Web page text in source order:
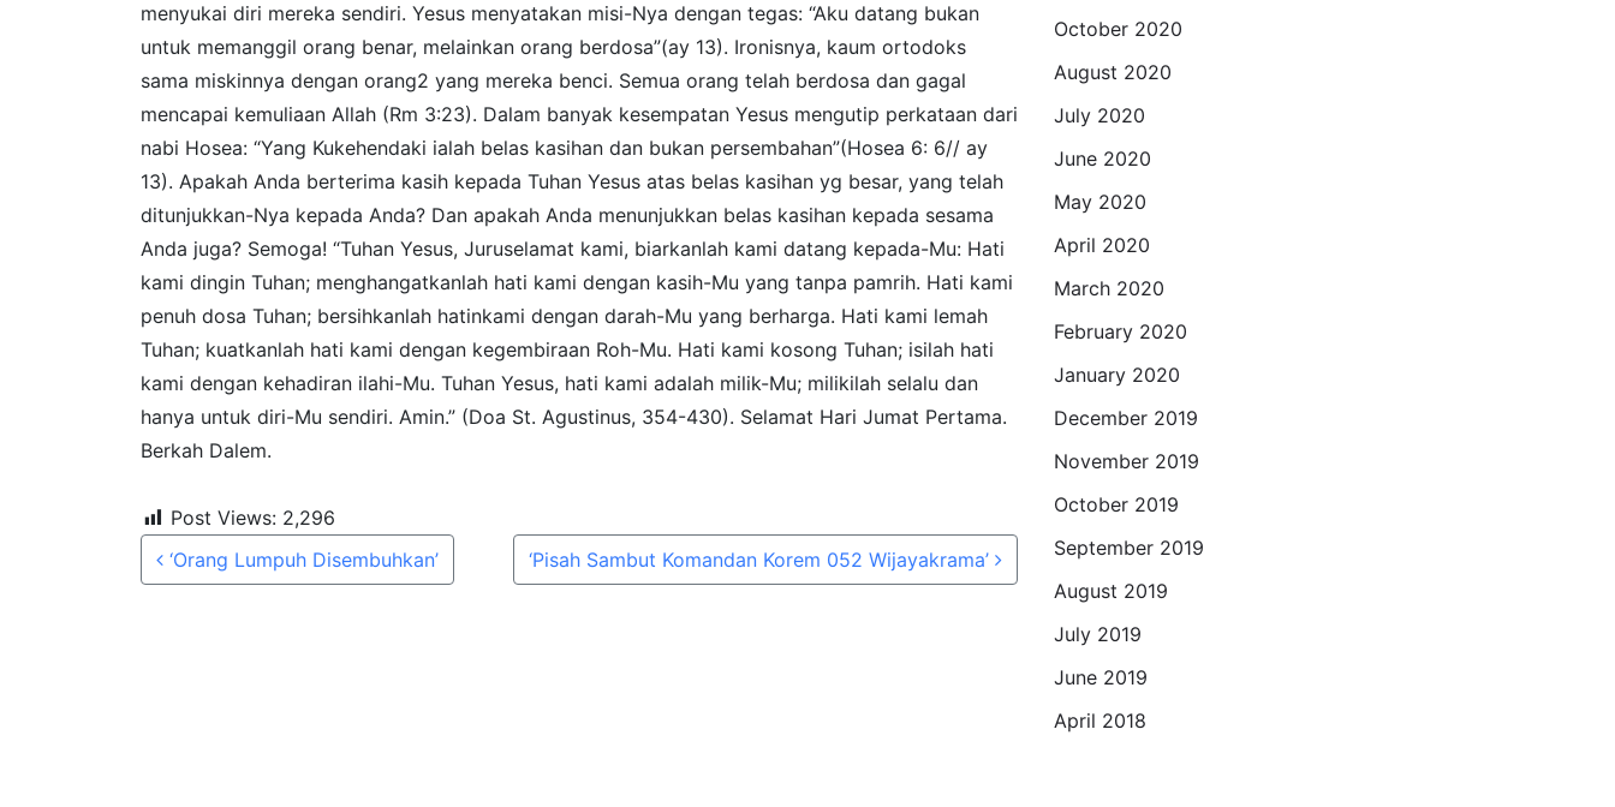
menyukai diri mereka sendiri. Yesus menyatakan misi-Nya dengan tegas: “Aku datang bukan
untuk memanggil orang benar, melainkan orang berdosa”(ay 13). Ironisnya, kaum ortodoks
sama miskinnya dengan orang2 yang mereka benci. Semua orang telah berdosa dan gagal
mencapai kemuliaan Allah (Rm 3:23). Dalam banyak kesempatan Yesus mengutip perkataan dari
nabi Hosea: “Yang Kukehendaki ialah belas kasihan dan bukan persembahan”(Hosea 6: 6// ay
13). Apakah Anda berterima kasih kepada Tuhan Yesus atas belas kasihan yg besar, yang telah
ditunjukkan-Nya kepada Anda? Dan apakah Anda menunjukkan belas kasihan kepada sesama
Anda juga? Semoga! “Tuhan Yesus, Juruselamat kami, biarkanlah kami datang kepada-Mu: Hati
kami dingin Tuhan; menghangatkanlah hati kami dengan kasih-Mu yang tanpa pamrih. Hati kami
penuh dosa Tuhan; bersihkanlah hatinkami dengan darah-Mu yang berharga. Hati kami lemah
Tuhan; kuatkanlah hati kami dengan kegembiraan Roh-Mu. Hati kami kosong Tuhan; isilah hati
kami dengan kehadiran ilahi-Mu. Tuhan Yesus, hati kami adalah milik-Mu; milikilah selalu dan
hanya untuk diri-Mu sendiri. Amin.” (Doa St. Agustinus, 354-430). Selamat Hari Jumat Pertama.
Berkah Dalem.
Post Views: 2,296
Post navigation
‘Orang Lumpuh Disembuhkan’ ‘Pisah Sambut Komandan Korem 052 Wijayakrama’
October 2020
August 2020
July 2020
June 2020
May 2020
April 2020
March 2020
February 2020
January 2020
December 2019
November 2019
October 2019
September 2019
August 2019
July 2019
June 2019
April 2018